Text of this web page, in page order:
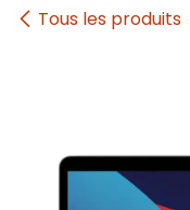
Tous les produits